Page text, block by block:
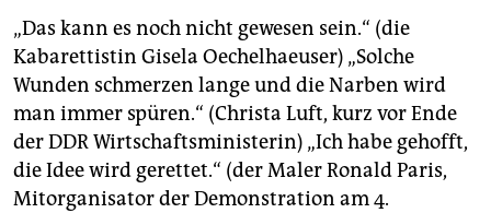
„Das kann es noch nicht gewesen sein.“ (die
Kabarettistin Gisela Oechelhaeuser) „Solche
Wunden schmerzen lange und die Narben wird
man immer spüren.“ (Christa Luft, kurz vor Ende
der DDR Wirtschaftsministerin) „Ich habe gehofft,
die Idee wird gerettet.“ (der Maler Ronald Paris,
Mitorganisator der Demonstration am 4.